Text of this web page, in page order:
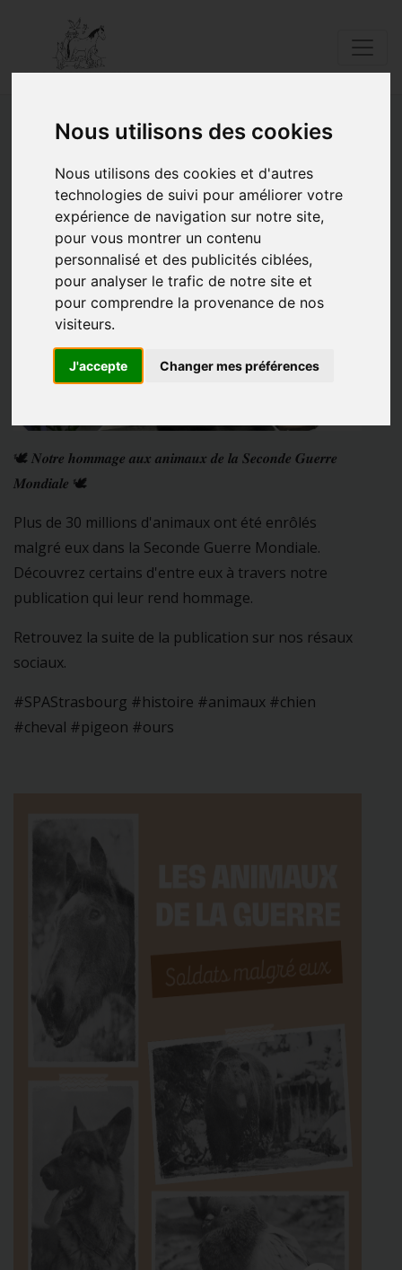
Nous utilisons des cookies
Nous utilisons des cookies et d'autres
technologies de suivi pour améliorer votre
expérience de navigation sur notre site,
pour vous montrer un contenu
personnalisé et des publicités ciblées,
pour analyser le trafic de notre site et
pour comprendre la provenance de nos
visiteurs.
J'accepte Changer mes préférences
🕊️ 𝑵𝒐𝒕𝒓𝒆 𝒉𝒐𝒎𝒎𝒂𝒈𝒆 𝒂𝒖𝒙
𝒂𝒏𝒊𝒎𝒂𝒖𝒙 𝒅𝒆 𝒍𝒂 𝑺𝒆𝒄𝒐𝒏𝒅𝒆 𝑮𝒖𝒆𝒓𝒓𝒆
𝑴𝒐𝒏𝒅𝒊𝒂𝒍𝒆 🕊️
05/05/2026 | Posté par Catherine | Evènements Zoom sur Le saviez-vous
Mots clés:
🕊️ 𝑵𝒐𝒕𝒓𝒆 𝒉𝒐𝒎𝒎𝒂𝒈𝒆 𝒂𝒖𝒙 𝒂𝒏𝒊𝒎𝒂𝒖𝒙 𝒅𝒆 𝒍𝒂 𝑺𝒆𝒄𝒐𝒏𝒅𝒆 𝑮𝒖𝒆𝒓𝒓𝒆
𝑴𝒐𝒏𝒅𝒊𝒂𝒍𝒆 🕊️
Plus de 30 millions d'animaux ont été enrôlés
malgré eux dans la Seconde Guerre Mondiale.
Découvrez certains d'entre eux à travers notre
publication qui leur rend hommage.
Retrouvez la suite de la publication sur nos résaux
sociaux.
#SPAStrasbourg #histoire #animaux #chien
#cheval #pigeon #ours